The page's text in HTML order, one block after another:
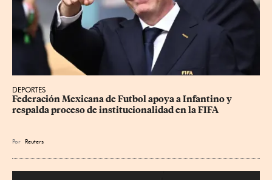
DEPORTES
Federación Mexicana de Futbol apoya a Infantino y
respalda proceso de institucionalidad en la FIFA
Por Reuters